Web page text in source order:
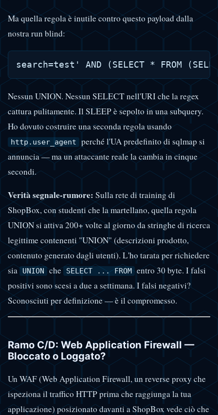
Ma quella regola è inutile contro questo payload dalla
nostra run blind:
Nessun UNION. Nessun SELECT nell'URI che la regex
cattura pulitamente. Il SLEEP è sepolto in una subquery.
Ho dovuto costruire una seconda regola usando
http.user_agent
perché l'UA predefinito di sqlmap si
annuncia — ma un attaccante reale la cambia in cinque
secondi.
Verità segnale-rumore: Sulla rete di training di
ShopBox, con studenti che la martellano, quella regola
UNION si attiva 200+ volte al giorno da stringhe di ricerca
legittime contenenti "UNION" (descrizioni prodotto,
contenuto generato dagli utenti). L'ho tarata per richiedere
sia UNION che SELECT ... FROM entro 30 byte. I falsi
positivi sono scesi a due a settimana. I falsi negativi?
Sconosciuti per definizione — è il compromesso.
Ramo C/D: Web Application Firewall —
Bloccato o Loggato?
Un WAF (Web Application Firewall, un reverse proxy che
ispeziona il traffico HTTP prima che raggiunga la tua
applicazione) posizionato davanti a ShopBox vede ciò che